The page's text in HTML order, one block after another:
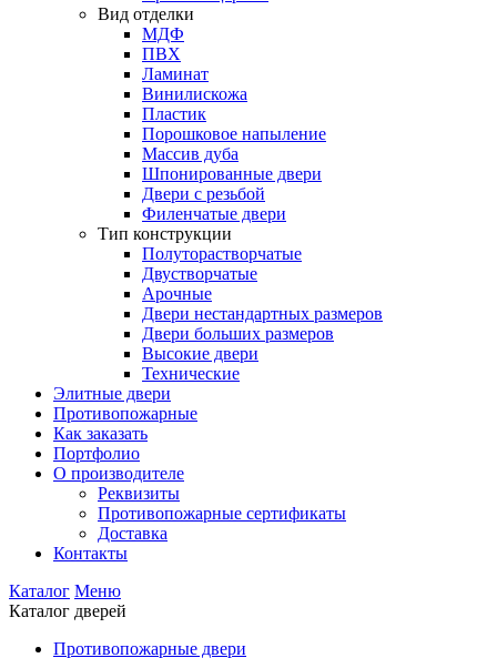
Вид отделки
МДФ
ПВХ
Ламинат
Винилискожа
Пластик
Порошковое напыление
Массив дуба
Шпонированные двери
Двери с резьбой
Филенчатые двери
Тип конструкции
Полуторастворчатые
Двустворчатые
Арочные
Двери нестандартных размеров
Двери больших размеров
Высокие двери
Технические
Элитные двери
Противопожарные
Как заказать
Портфолио
О производителе
Реквизиты
Противопожарные сертификаты
Доставка
Контакты
Каталог Меню
Каталог дверей
Противопожарные двери